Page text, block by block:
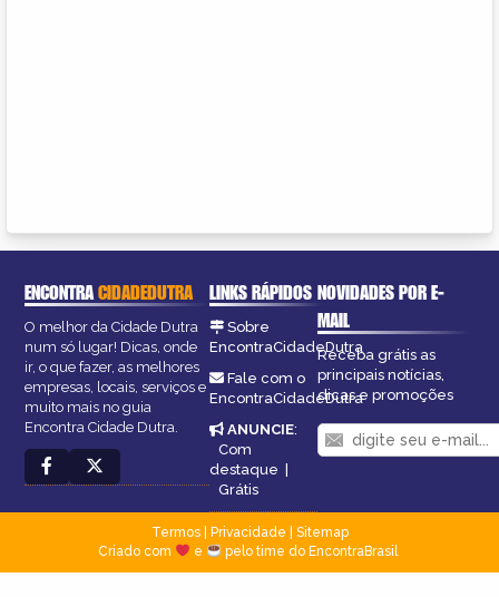
ENCONTRACIDADEDUTRA
O melhor da Cidade Dutra
num só lugar! Dicas, onde
ir, o que fazer, as melhores
empresas, locais, serviços e
muito mais no guia
Encontra Cidade Dutra.
LINKS RÁPIDOS
Sobre
EncontraCidadeDutra
Fale com o
EncontraCidadeDutra
ANUNCIE:
Com
destaque |
Grátis
NOVIDADES POR E-
MAIL
Receba grátis as
principais notícias,
dicas e promoções
Termos| Privacidade
Sitemap
Criado com
e pelo time do EncontraBrasil